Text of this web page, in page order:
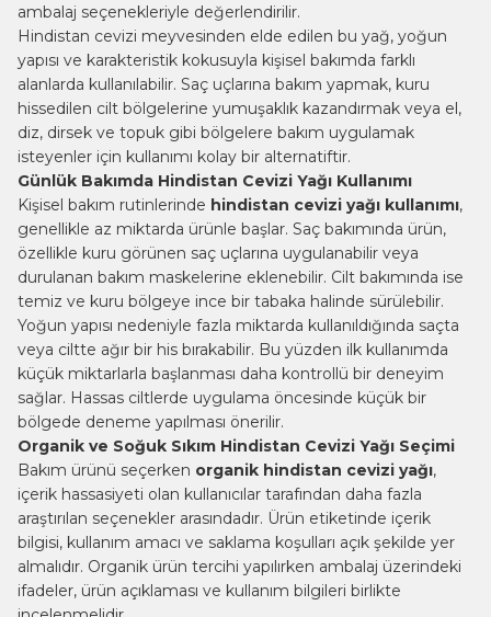
ambalaj seçenekleriyle değerlendirilir.
Hindistan cevizi meyvesinden elde edilen bu yağ, yoğun
yapısı ve karakteristik kokusuyla kişisel bakımda farklı
alanlarda kullanılabilir. Saç uçlarına bakım yapmak, kuru
hissedilen cilt bölgelerine yumuşaklık kazandırmak veya el,
diz, dirsek ve topuk gibi bölgelere bakım uygulamak
isteyenler için kullanımı kolay bir alternatiftir.
Günlük Bakımda Hindistan Cevizi Yağı Kullanımı
Kişisel bakım rutinlerinde hindistan cevizi yağı kullanımı,
genellikle az miktarda ürünle başlar. Saç bakımında ürün,
özellikle kuru görünen saç uçlarına uygulanabilir veya
durulanan bakım maskelerine eklenebilir. Cilt bakımında ise
temiz ve kuru bölgeye ince bir tabaka halinde sürülebilir.
Yoğun yapısı nedeniyle fazla miktarda kullanıldığında saçta
veya ciltte ağır bir his bırakabilir. Bu yüzden ilk kullanımda
küçük miktarlarla başlanması daha kontrollü bir deneyim
sağlar. Hassas ciltlerde uygulama öncesinde küçük bir
bölgede deneme yapılması önerilir.
Organik ve Soğuk Sıkım Hindistan Cevizi Yağı Seçimi
Bakım ürünü seçerken organik hindistan cevizi yağı,
içerik hassasiyeti olan kullanıcılar tarafından daha fazla
araştırılan seçenekler arasındadır. Ürün etiketinde içerik
bilgisi, kullanım amacı ve saklama koşulları açık şekilde yer
almalıdır. Organik ürün tercihi yapılırken ambalaj üzerindeki
ifadeler, ürün açıklaması ve kullanım bilgileri birlikte